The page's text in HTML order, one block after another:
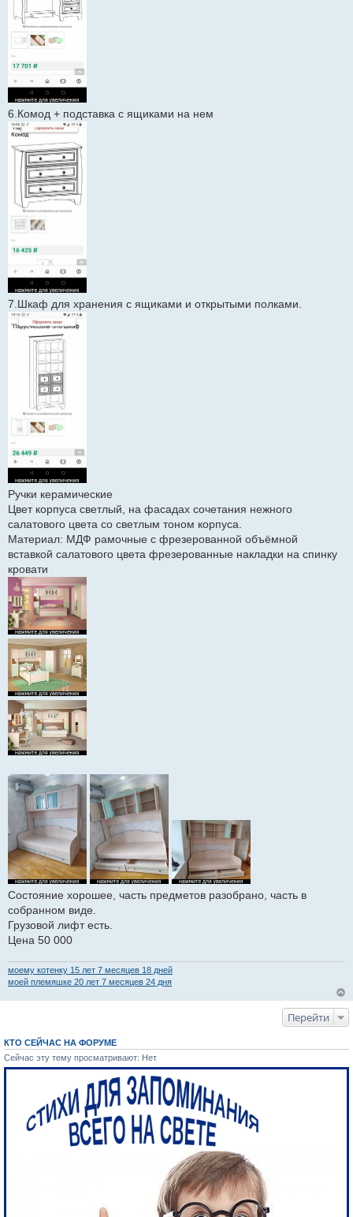
6.Комод + подставка с ящиками на нем
7.Шкаф для хранения с ящиками и открытыми полками.
Ручки керамические
Цвет корпуса светлый, на фасадах сочетания нежного
салатового цвета со светлым тоном корпуса.
Материал: МДФ рамочные с фрезерованной объёмной
вставкой салатового цвета фрезерованные накладки на спинку
кровати
Состояние хорошее, часть предметов разобрано, часть в
собранном виде.
Грузовой лифт есть.
Цена 50 000
моему котенку 15 лет 7 месяцев 18 дней
моей племяшке 20 лет 7 месяцев 24 дня
Перейти
КТО СЕЙЧАС НА ФОРУМЕ
Сейчас эту тему просматривают: Нет